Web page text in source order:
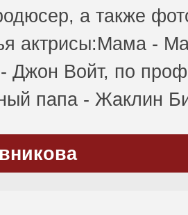
а также
актрисы:Мама -
Джон Войт, по
папа - Жаклин